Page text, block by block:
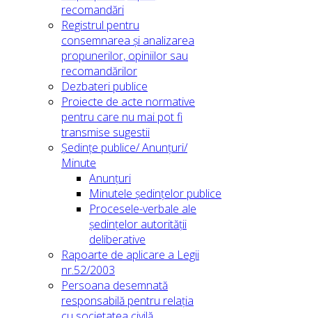
recomandări
Registrul pentru
consemnarea și analizarea
propunerilor, opiniilor sau
recomandărilor
Dezbateri publice
Proiecte de acte normative
pentru care nu mai pot fi
transmise sugestii
Ședințe publice/ Anunțuri/
Minute
Anunțuri
Minutele ședințelor publice
Procesele-verbale ale
ședințelor autorității
deliberative
Rapoarte de aplicare a Legii
nr.52/2003
Persoana desemnată
responsabilă pentru relația